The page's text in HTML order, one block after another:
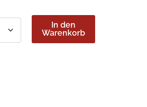
In den
Warenkorb